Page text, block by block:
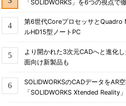
「SOLIDWORKS」を6つの視点で
第6世代CoreプロセッサとQuadro
ルHD15型ノートPC
より開かれた3次元CADへと進化
面向け新製品も
SOLIDWORKSのCADデータをAR
「SOLIDWORKS Xtended Reality」